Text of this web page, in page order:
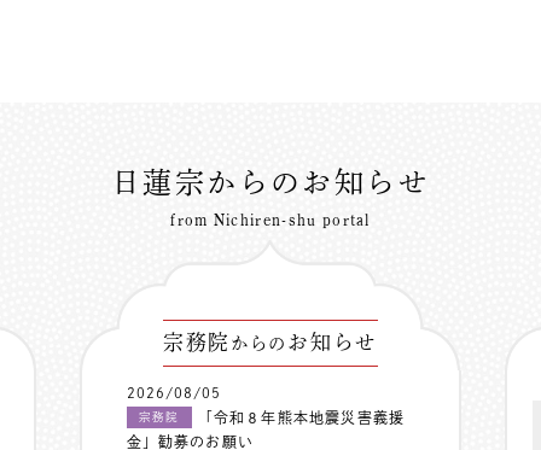
日蓮宗からのお知らせ
from Nichiren-shu portal
宗務院 からの お知らせ
2026/08/05
宗務院
「令和８年熊本地震災害義援
金」勧募のお願い